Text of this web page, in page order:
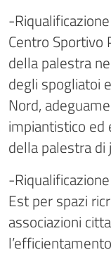
-
Centro Sportivo
della palestra
degli spogliatoi
Nord,
impiantistico
della palestra
-Riqualificazione
Est per spazi
associazioni